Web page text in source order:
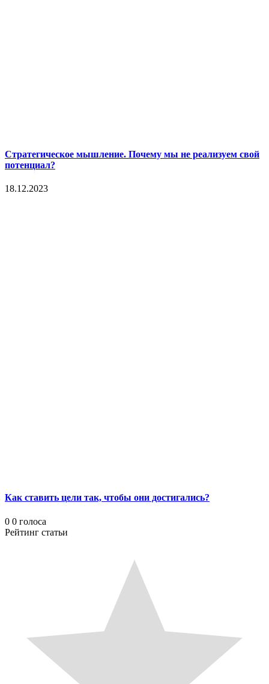
Стратегическое мышление. Почему мы не реализуем свой
потенциал?
18.12.2023
Как ставить цели так, чтобы они достигались?
0 0 голоса
Рейтинг статьи